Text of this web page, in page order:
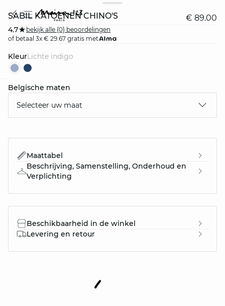
SABIL KATOENEN CHINO'S € 89.00
4.7
bekijk alle {0} beoordelingen
of betaal 3x € 29.67 gratis met
Kleur lichte indigo
Belgische maten
Selecteer uw maat
Maattabel
Beschrijving, Samenstelling, Onderhoud en
Verplichting
Beschikbaarheid in de winkel
Levering en retour